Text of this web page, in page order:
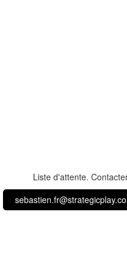
Liste d'attente.